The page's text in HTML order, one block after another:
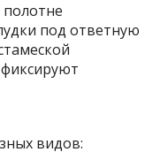
под ответную